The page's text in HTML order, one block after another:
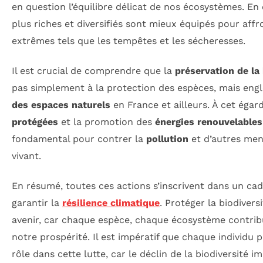
en question l’équilibre délicat de nos écosystèmes.
plus riches et diversifiés sont mieux équipés pour
extrêmes tels que les tempêtes et les sécheresses.
Il est crucial de comprendre que la préservation de
pas simplement à la protection des espèces, mais
des espaces naturels en France et ailleurs. À cet
protégées et la promotion des énergies renouvelables
fondamental pour contrer la pollution et d’autres
vivant.
En résumé, toutes ces actions s’inscrivent dans un
garantir la résilience climatique. Protéger la
avenir, car chaque espèce, chaque écosystème
notre prospérité. Il est impératif que chaque individu
rôle dans cette lutte, car le déclin de la biodiversité